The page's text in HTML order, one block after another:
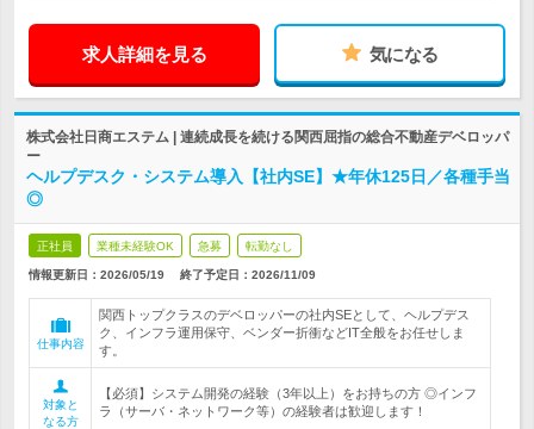
求人詳細を見る 気になる
株式会社日商エステム | 連続成長を続ける関西屈指の総合不動産デベロッパ
ー
ヘルプデスク・システム導入【社内SE】★年休125日／各種手当
◎
正社員 業種未経験OK 急募 転勤なし
情報更新日：2026/05/19 終了予定日： 2026/11/09
仕事内容
関西トップクラスのデベロッパーの社内SEとして、ヘルプデス
ク、インフラ運用保守、ベンダー折衝などIT全般をお任せしま
す。
対象と
なる方
【必須】システム開発の経験（3年以上）をお持ちの方 ◎インフ
ラ（サーバ・ネットワーク等）の経験者は歓迎します！